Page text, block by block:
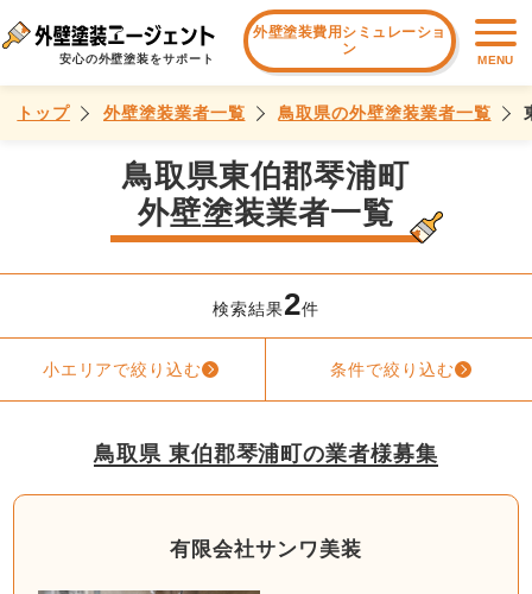
安心の外壁塗装をサポート
外壁塗装費用シミュレーショ
ン
MENU
トップ 外壁塗装業者一覧 鳥取県の外壁塗装業者一覧
鳥取県東伯郡琴浦町
外壁塗装業者一覧
検索結果2件
小エリアで絞り込む 条件で絞り込む
鳥取県 東伯郡琴浦町の業者様募集
有限会社サンワ美装